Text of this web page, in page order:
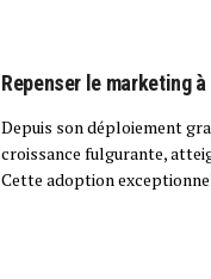
Repenser le marketing à
Depuis son déploiement
croissance fulgurante,
Cette adoption